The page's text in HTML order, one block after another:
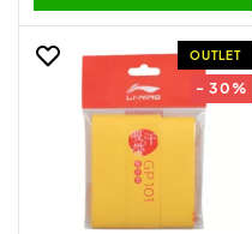
OUTLET
- 30%